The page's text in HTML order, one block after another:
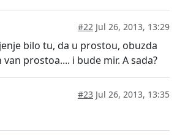
#22 Jul 26, 2013, 13:29
bilo tu, da u prostou, obuzda
prostoa.... i bude mir. A sada?
#23 Jul 26, 2013, 13:35